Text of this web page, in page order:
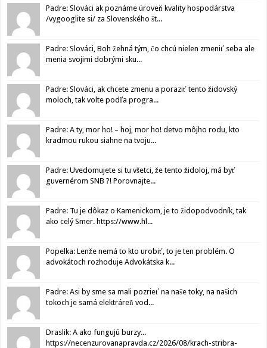
Padre: Slováci ak poznáme úroveň kvality hospodárstva
/vygooglite si/ za Slovenského št...
Padre: Slováci, Boh žehná tým, čo chcú nielen zmeniť seba ale
menia svojimi dobrými sku...
Padre: Slováci, ak chcete zmenu a poraziť tento židovský
moloch, tak volte podľa progra...
Padre: A ty, mor ho! – hoj, mor ho! detvo môjho rodu, kto
kradmou rukou siahne na tvoju...
Padre: Uvedomujete si tu všetci, že tento židoloj, má byť
guvernérom SNB ?! Porovnajte...
Padre: Tu je dôkaz o Kamenickom, je to židopodvodník, tak
ako celý Smer. https://www.hl...
Popelka: Lenže nemá to kto urobiť, to je ten problém. O
advokátoch rozhoduje Advokátska k...
Padre: Asi by sme sa mali pozrieť na naše toky, na našich
tokoch je samá elektráreň vod...
Draslik: A ako fungujú burzy...
https://necenzurovanapravda.cz/2026/08/krach-stribra-